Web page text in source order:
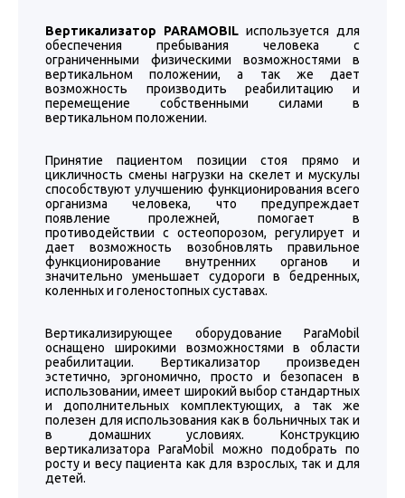
Вертикализатор PARAMOBIL используется для
обеспечения пребывания человека с
ограниченными физическими возможностями в
вертикальном положении, а так же дает
возможность производить реабилитацию и
перемещение собственными силами в
вертикальном положении.
Принятие пациентом позиции стоя прямо и
цикличность смены нагрузки на скелет и мускулы
способствуют улучшению функционирования всего
организма человека, что предупреждает
появление пролежней, помогает в
противодействии с остеопорозом, регулирует и
дает возможность возобновлять правильное
функционирование внутренних органов и
значительно уменьшает судороги в бедренных,
коленных и голеностопных суставах.
Вертикализирующее оборудование ParaMobil
оснащено широкими возможностями в области
реабилитации. Вертикализатор произведен
эстетично, эргономично, просто и безопасен в
использовании, имеет широкий выбор стандартных
и дополнительных комплектующих, а так же
полезен для использования как в больничных так и
в домашних условиях. Конструкцию
вертикализатора ParaMobil можно подобрать по
росту и весу пациента как для взрослых, так и для
детей.